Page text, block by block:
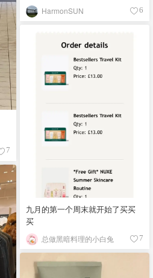
HarmonSUN 6
7
九月的第一个周末就开始了买买
买
总做黑暗料理的小白兔 7